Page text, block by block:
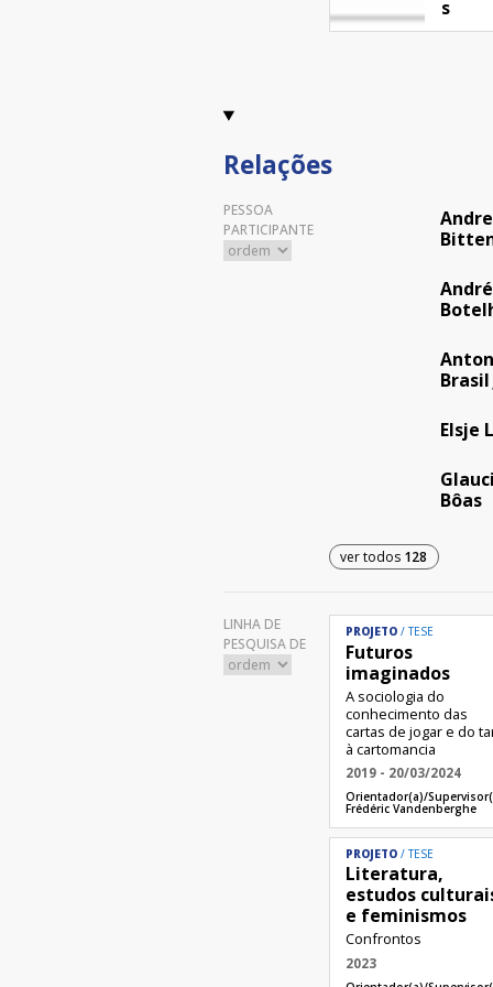
s
Relações
PESSOA
PARTICIPANTE
Andre
André
Brasil
Elsje
Bôas​
ver todos 128
LINHA DE
PESQUISA DE
PROJETO TESE
Futuros
imaginados
A sociologia do
conhecimento das
cartas de jogar e do
à cartomancia
2019 - 20/03/2024
Orientador(a)/
Frédéric Vandenberghe​
PROJETO TESE
Literatura,
estudos
e feminismos
Confrontos
2023